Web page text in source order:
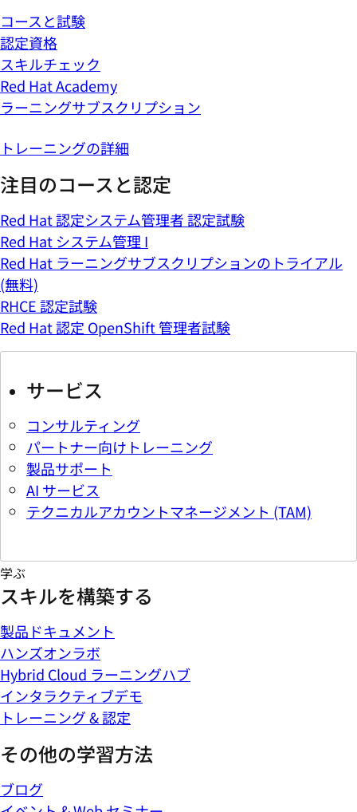
コースと試験
認定資格
スキルチェック
Red Hat Academy
ラーニングサブスクリプション
トレーニングの詳細
注目のコースと認定
Red Hat 認定システム管理者 認定試験
Red Hat システム管理 I
Red Hat ラーニングサブスクリプションのトライアル
(無料)
RHCE 認定試験
Red Hat 認定 OpenShift 管理者試験
サービス
コンサルティング
パートナー向けトレーニング
製品サポート
AI サービス
テクニカルアカウントマネージメント (TAM)
学ぶ
スキルを構築する
製品ドキュメント
ハンズオンラボ
Hybrid Cloud ラーニングハブ
インタラクティブデモ
トレーニング & 認定
その他の学習方法
ブログ